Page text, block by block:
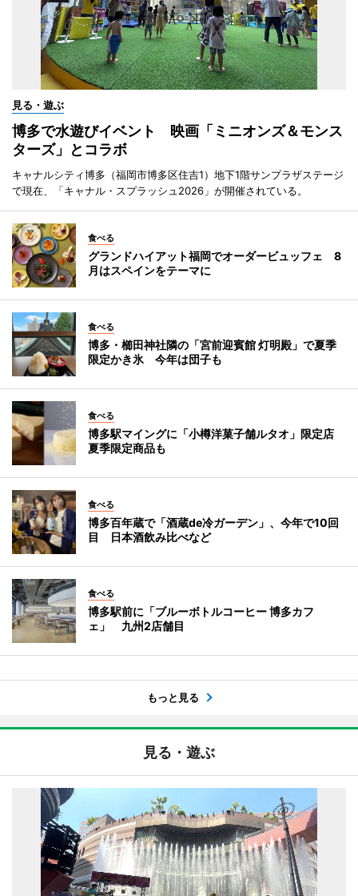
見る・遊ぶ
博多で水遊びイベント 映画「ミニオンズ＆モンス
ターズ」とコラボ
キャナルシティ博多（福岡市博多区住吉1）地下1階サンプラザステージ
で現在、「キャナル・スプラッシュ2026」が開催されている。
食べる
グランドハイアット福岡でオーダービュッフェ 8
月はスペインをテーマに
食べる
博多・櫛田神社隣の「宮前迎賓館 灯明殿」で夏季
限定かき氷 今年は団子も
食べる
博多駅マイングに「小樽洋菓子舗ルタオ」限定店
夏季限定商品も
食べる
博多百年蔵で「酒蔵de冷ガーデン」、今年で10回
目 日本酒飲み比べなど
食べる
博多駅前に「ブルーボトルコーヒー 博多カフ
ェ」 九州2店舗目
もっと見る
見る・遊ぶ